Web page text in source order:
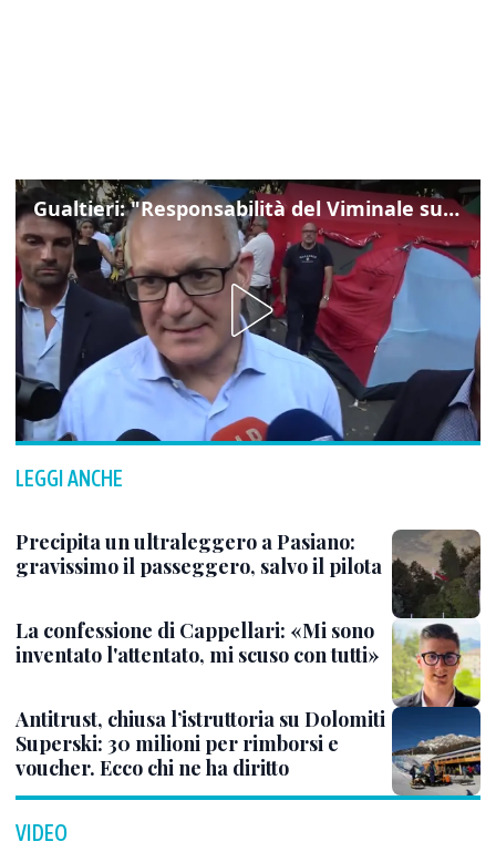
Gualtieri: "Responsabilità del Viminale su Spin Time? La posizione dei partiti è nota"
LEGGI ANCHE
Precipita un ultraleggero a Pasiano:
gravissimo il passeggero, salvo il pilota
La confessione di Cappellari: «Mi sono
inventato l'attentato, mi scuso con tutti»
Antitrust, chiusa l’istruttoria su Dolomiti
Superski: 30 milioni per rimborsi e
voucher. Ecco chi ne ha diritto
VIDEO